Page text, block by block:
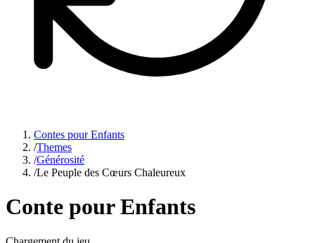
Contes pour Enfants
/Themes
/Générosité
/Le Peuple des Cœurs Chaleureux
Conte pour Enfants